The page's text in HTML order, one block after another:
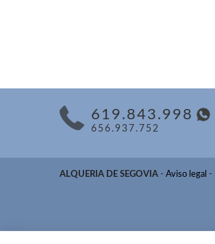
619.843.998
656.937.752
ALQUERIA DE SEGOVIA - Aviso legal -